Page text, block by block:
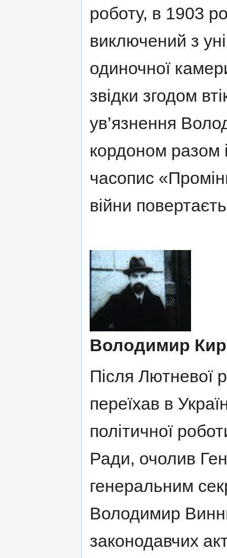
роботу, в 1903
виключений з
одиночної
звідки згодом
ув’язнення
кордоном разом
часопис
війни
Володимир
Після Лютневої
переїхав в
політичної
Ради, очолив
генеральним
Володимир
законодавчих